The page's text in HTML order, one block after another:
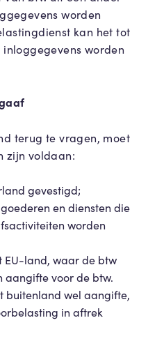
worden
kan het tot
worden
terug te vragen, moet
zijn voldaan:
gevestigd;
en diensten die
worden
EU-land, waar de btw
voor de btw.
buitenland wel aangifte,
in aftrek